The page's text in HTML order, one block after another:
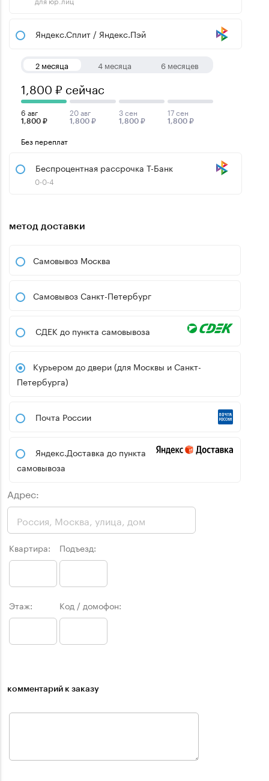
Яндекс.Сплит / Яндекс.Пэй
2 месяца 4 месяца 6 месяцев
1,800 ₽ сейчас
6 авг
1,800 ₽
20 авг
1,800 ₽
3 сен
1,800 ₽
17 сен
1,800 ₽
Без переплат
Беспроцентная рассрочка Т-Банк
0-0-4
метод доставки
Самовывоз Москва
Самовывоз Санкт-Петербург
СДЕК до пункта самовывоза
Курьером до двери (для Москвы и Санкт-
Петербурга)
Почта России
Яндекс.Доставка до пункта
самовывоза
Адрес:
Квартира: Подъезд:
Этаж: Код / домофон:
комментарий к заказу